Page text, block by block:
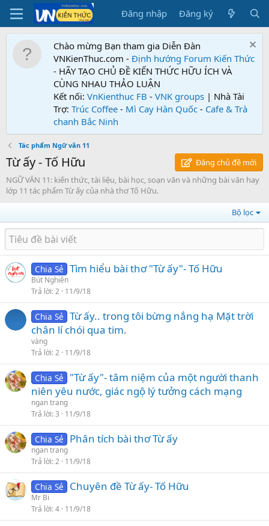
Đăng nhập Đăng ký
Chào mừng Bạn tham gia Diễn Đàn
VNKienThuc.com - Định hướng Forum Kiến Thức
- HÃY TẠO CHỦ ĐỀ KIẾN THỨC HỮU ÍCH VÀ
CÙNG NHAU THẢO LUẬN
Kết nối: VnKienthuc FB - VNK groups | Nhà Tài
Trợ: Trúc Coffee - Mì Cay Hàn Quốc - Cafe & Trà
chanh Bắc Ninh
Tác phẩm Ngữ văn 11
Từ ấy - Tố Hữu
Đăng chủ đề mới
NGỮ VĂN 11: kiến thức, tài liệu, bài học, soạn văn và những bài văn hay
lớp 11 tác phẩm Từ ấy của nhà thơ Tố Hữu.
Bộ lọc
Chia Sẻ Tìm hiểu bài thơ "Từ ấy"- Tố Hữu
Bút Nghiên
Trả lời 2 11/9/18
Chia Sẻ Từ ấy.. trong tôi bừng nắng hạ Mặt trời
chân lí chói qua tim.
vàng
Trả lời 2 11/9/18
Chia Sẻ
"Từ ấy"- tâm niệm của một người thanh
niên yêu nước, giác ngộ lý tưởng cách mạng
ngan trang
Trả lời 3 11/9/18
Chia Sẻ Phân tích bài thơ Từ ấy
ngan trang
Trả lời 2 11/9/18
Chia Sẻ Chuyên đề Từ ấy- Tố Hữu
Mr Bi
Trả lời 4 11/9/18